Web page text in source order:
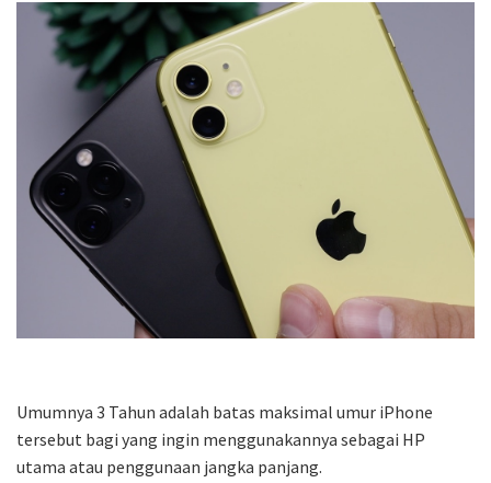
Umumnya 3 Tahun adalah batas maksimal umur iPhone
tersebut bagi yang ingin menggunakannya sebagai HP
utama atau penggunaan jangka panjang.